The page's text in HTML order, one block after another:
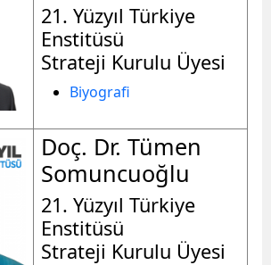
21. Yüzyıl Türkiye
Enstitüsü
Strateji Kurulu Üyesi
Biyografi
Doç. Dr. Tümen
Somuncuoğlu
21. Yüzyıl Türkiye
Enstitüsü
Strateji Kurulu Üyesi